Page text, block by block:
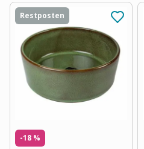
Restposten
-18 %